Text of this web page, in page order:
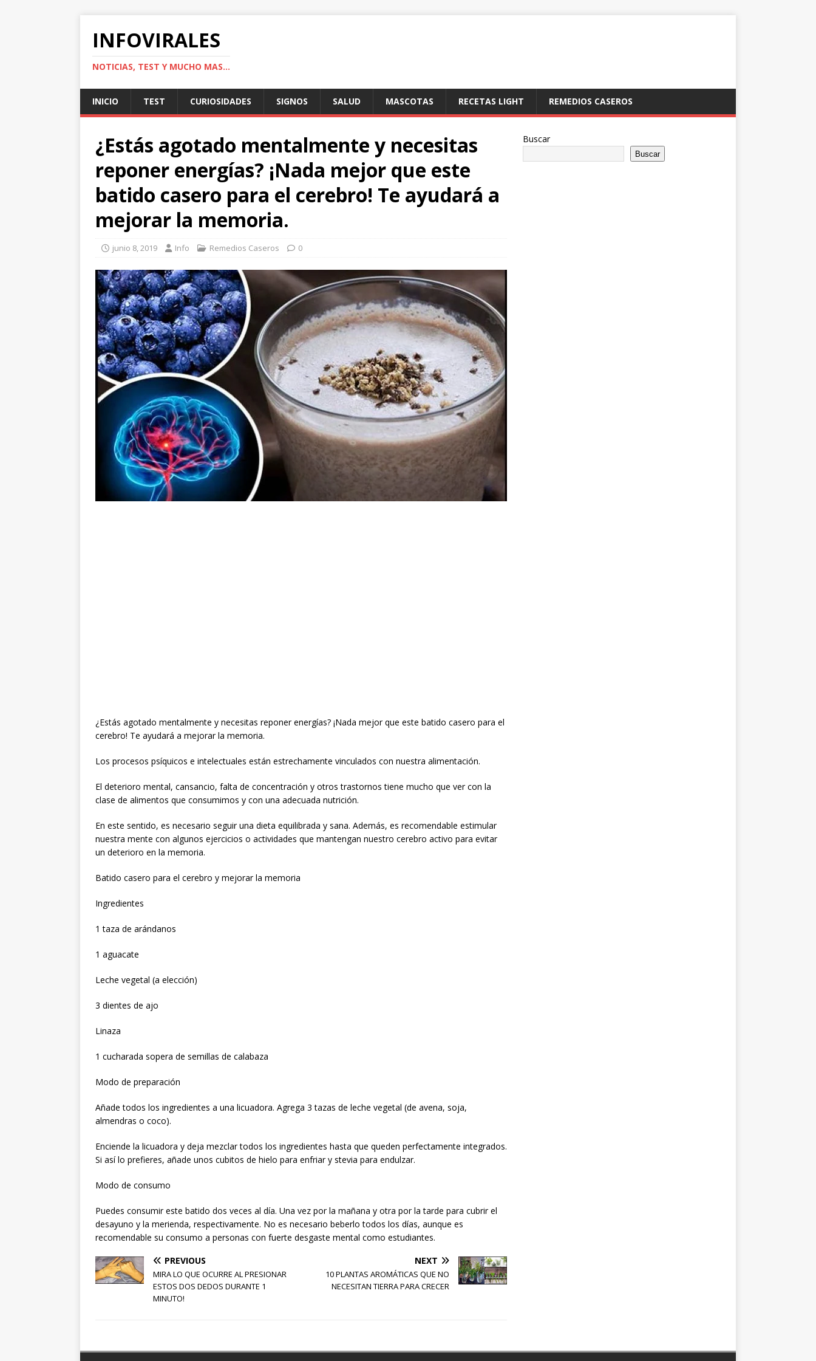
INFOVIRALES
NOTICIAS, TEST Y MUCHO MAS...
INICIO TEST CURIOSIDADES SIGNOS SALUD MASCOTAS RECETAS LIGHT REMEDIOS CASEROS
¿Estás agotado mentalmente y necesitas
reponer energías? ¡Nada mejor que este
batido casero para el cerebro! Te ayudará a
mejorar la memoria.
junio 8, 2019 Info Remedios Caseros 0
¿Estás agotado mentalmente y necesitas reponer energías? ¡Nada mejor que este batido casero para el
cerebro! Te ayudará a mejorar la memoria.
Los procesos psíquicos e intelectuales están estrechamente vinculados con nuestra alimentación.
El deterioro mental, cansancio, falta de concentración y otros trastornos tiene mucho que ver con la
clase de alimentos que consumimos y con una adecuada nutrición.
En este sentido, es necesario seguir una dieta equilibrada y sana. Además, es recomendable estimular
nuestra mente con algunos ejercicios o actividades que mantengan nuestro cerebro activo para evitar
un deterioro en la memoria.
Batido casero para el cerebro y mejorar la memoria
Ingredientes
1 taza de arándanos
1 aguacate
Leche vegetal (a elección)
3 dientes de ajo
Linaza
1 cucharada sopera de semillas de calabaza
Modo de preparación
Añade todos los ingredientes a una licuadora. Agrega 3 tazas de leche vegetal (de avena, soja,
almendras o coco).
Enciende la licuadora y deja mezclar todos los ingredientes hasta que queden perfectamente integrados.
Si así lo prefieres, añade unos cubitos de hielo para enfriar y stevia para endulzar.
Modo de consumo
Puedes consumir este batido dos veces al día. Una vez por la mañana y otra por la tarde para cubrir el
desayuno y la merienda, respectivamente. No es necesario beberlo todos los días, aunque es
recomendable su consumo a personas con fuerte desgaste mental como estudiantes.
PREVIOUS
MIRA LO QUE OCURRE AL PRESIONAR
ESTOS DOS DEDOS DURANTE 1
MINUTO!
NEXT
10 PLANTAS AROMÁTICAS QUE NO
NECESITAN TIERRA PARA CRECER
Buscar
Buscar